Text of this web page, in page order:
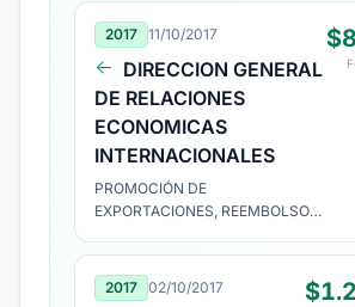
2017 11/10/2017
DIRECCION GENERAL
DE RELACIONES
ECONOMICAS
INTERNACIONALES
PROMOCIÓN DE
EXPORTACIONES, REEMBOLSO
2017 02/10/2017